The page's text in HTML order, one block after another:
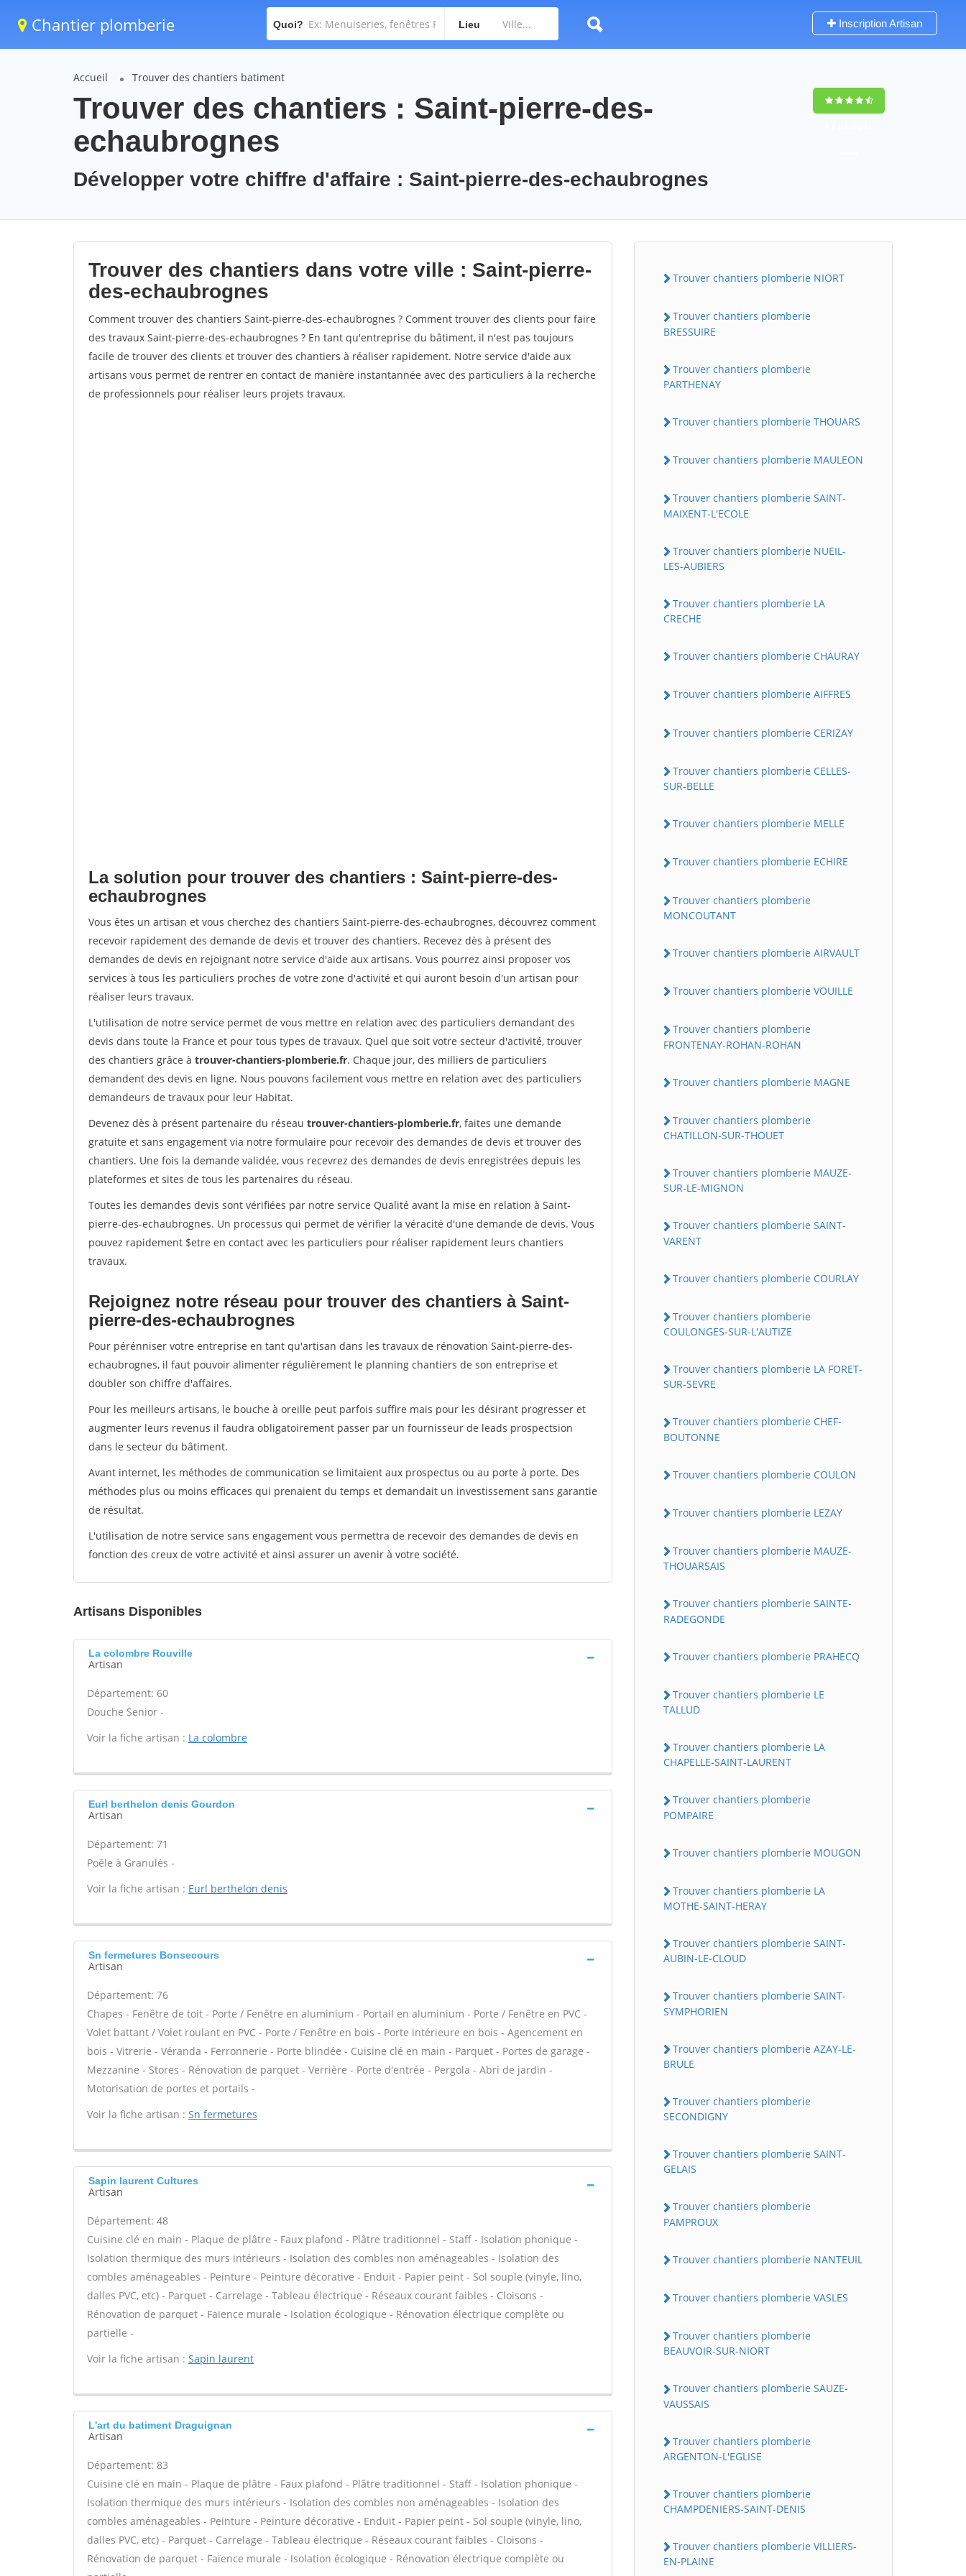
Chantier plomberie Quoi? Lieu Inscription Artisan
Accueil Trouver des chantiers batiment
Trouver des chantiers : Saint-pierre-des-
echaubrognes
Développer votre chiffre d'affaire : Saint-pierre-des-echaubrognes
Trouver des chantiers dans votre ville : Saint-pierre-
des-echaubrognes
Comment trouver des chantiers Saint-pierre-des-echaubrognes ? Comment trouver des clients pour faire
des travaux Saint-pierre-des-echaubrognes ? En tant qu'entreprise du bâtiment, il n'est pas toujours
facile de trouver des clients et trouver des chantiers à réaliser rapidement. Notre service d'aide aux
artisans vous permet de rentrer en contact de manière instantannée avec des particuliers à la recherche
de professionnels pour réaliser leurs projets travaux.
La solution pour trouver des chantiers : Saint-pierre-des-
echaubrognes
Vous êtes un artisan et vous cherchez des chantiers Saint-pierre-des-echaubrognes, découvrez comment
recevoir rapidement des demande de devis et trouver des chantiers. Recevez dès à présent des
demandes de devis en rejoignant notre service d'aide aux artisans. Vous pourrez ainsi proposer vos
services à tous les particuliers proches de votre zone d'activité et qui auront besoin d'un artisan pour
réaliser leurs travaux.
L'utilisation de notre service permet de vous mettre en relation avec des particuliers demandant des
devis dans toute la France et pour tous types de travaux. Quel que soit votre secteur d'activité, trouver
des chantiers grâce à trouver-chantiers-plomberie.fr. Chaque jour, des milliers de particuliers
demandent des devis en ligne. Nous pouvons facilement vous mettre en relation avec des particuliers
demandeurs de travaux pour leur Habitat.
Devenez dès à présent partenaire du réseau trouver-chantiers-plomberie.fr, faites une demande
gratuite et sans engagement via notre formulaire pour recevoir des demandes de devis et trouver des
chantiers. Une fois la demande validée, vous recevrez des demandes de devis enregistrées depuis les
plateformes et sites de tous les partenaires du réseau.
Toutes les demandes devis sont vérifiées par notre service Qualité avant la mise en relation à Saint-
pierre-des-echaubrognes. Un processus qui permet de vérifier la véracité d'une demande de devis. Vous
pouvez rapidement $etre en contact avec les particuliers pour réaliser rapidement leurs chantiers
travaux.
Rejoignez notre réseau pour trouver des chantiers à Saint-
pierre-des-echaubrognes
Pour pérénniser votre entreprise en tant qu'artisan dans les travaux de rénovation Saint-pierre-des-
echaubrognes, il faut pouvoir alimenter régulièrement le planning chantiers de son entreprise et
doubler son chiffre d'affaires.
Pour les meilleurs artisans, le bouche à oreille peut parfois suffire mais pour les désirant progresser et
augmenter leurs revenus il faudra obligatoirement passer par un fournisseur de leads prospectsion
dans le secteur du bâtiment.
Avant internet, les méthodes de communication se limitaient aux prospectus ou au porte à porte. Des
méthodes plus ou moins efficaces qui prenaient du temps et demandait un investissement sans garantie
de résultat.
L'utilisation de notre service sans engagement vous permettra de recevoir des demandes de devis en
fonction des creux de votre activité et ainsi assurer un avenir à votre société.
Artisans Disponibles
La colombre Rouville
Artisan
Département: 60
Douche Senior -
Voir la fiche artisan : La colombre
Eurl berthelon denis Gourdon
Artisan
Département: 71
Poêle à Granulés -
Voir la fiche artisan : Eurl berthelon denis
Sn fermetures Bonsecours
Artisan
Département: 76
Chapes - Fenêtre de toit - Porte / Fenêtre en aluminium - Portail en aluminium - Porte / Fenêtre en PVC -
Volet battant / Volet roulant en PVC - Porte / Fenêtre en bois - Porte intérieure en bois - Agencement en
bois - Vitrerie - Véranda - Ferronnerie - Porte blindée - Cuisine clé en main - Parquet - Portes de garage -
Mezzanine - Stores - Rénovation de parquet - Verrière - Porte d'entrée - Pergola - Abri de jardin -
Motorisation de portes et portails -
Voir la fiche artisan : Sn fermetures
Sapin laurent Cultures
Artisan
Département: 48
Cuisine clé en main - Plaque de plâtre - Faux plafond - Plâtre traditionnel - Staff - Isolation phonique -
Isolation thermique des murs intérieurs - Isolation des combles non aménageables - Isolation des
combles aménageables - Peinture - Peinture décorative - Enduit - Papier peint - Sol souple (vinyle, lino,
dalles PVC, etc) - Parquet - Carrelage - Tableau électrique - Réseaux courant faibles - Cloisons -
Rénovation de parquet - Faïence murale - Isolation écologique - Rénovation électrique complète ou
partielle -
Voir la fiche artisan : Sapin laurent
L'art du batiment Draguignan
Artisan
Département: 83
Cuisine clé en main - Plaque de plâtre - Faux plafond - Plâtre traditionnel - Staff - Isolation phonique -
Isolation thermique des murs intérieurs - Isolation des combles non aménageables - Isolation des
combles aménageables - Peinture - Peinture décorative - Enduit - Papier peint - Sol souple (vinyle, lino,
dalles PVC, etc) - Parquet - Carrelage - Tableau électrique - Réseaux courant faibles - Cloisons -
Rénovation de parquet - Faïence murale - Isolation écologique - Rénovation électrique complète ou
Trouver chantiers plomberie NIORT
Trouver chantiers plomberie
BRESSUIRE
Trouver chantiers plomberie
PARTHENAY
Trouver chantiers plomberie THOUARS
Trouver chantiers plomberie MAULEON
Trouver chantiers plomberie SAINT-
MAIXENT-L'ECOLE
Trouver chantiers plomberie NUEIL-
LES-AUBIERS
Trouver chantiers plomberie LA
CRECHE
Trouver chantiers plomberie CHAURAY
Trouver chantiers plomberie AIFFRES
Trouver chantiers plomberie CERIZAY
Trouver chantiers plomberie CELLES-
SUR-BELLE
Trouver chantiers plomberie MELLE
Trouver chantiers plomberie ECHIRE
Trouver chantiers plomberie
MONCOUTANT
Trouver chantiers plomberie AIRVAULT
Trouver chantiers plomberie VOUILLE
Trouver chantiers plomberie
FRONTENAY-ROHAN-ROHAN
Trouver chantiers plomberie MAGNE
Trouver chantiers plomberie
CHATILLON-SUR-THOUET
Trouver chantiers plomberie MAUZE-
SUR-LE-MIGNON
Trouver chantiers plomberie SAINT-
VARENT
Trouver chantiers plomberie COURLAY
Trouver chantiers plomberie
COULONGES-SUR-L'AUTIZE
Trouver chantiers plomberie LA FORET-
SUR-SEVRE
Trouver chantiers plomberie CHEF-
BOUTONNE
Trouver chantiers plomberie COULON
Trouver chantiers plomberie LEZAY
Trouver chantiers plomberie MAUZE-
THOUARSAIS
Trouver chantiers plomberie SAINTE-
RADEGONDE
Trouver chantiers plomberie PRAHECQ
Trouver chantiers plomberie LE
TALLUD
Trouver chantiers plomberie LA
CHAPELLE-SAINT-LAURENT
Trouver chantiers plomberie
POMPAIRE
Trouver chantiers plomberie MOUGON
Trouver chantiers plomberie LA
MOTHE-SAINT-HERAY
Trouver chantiers plomberie SAINT-
AUBIN-LE-CLOUD
Trouver chantiers plomberie SAINT-
SYMPHORIEN
Trouver chantiers plomberie AZAY-LE-
BRULE
Trouver chantiers plomberie
SECONDIGNY
Trouver chantiers plomberie SAINT-
GELAIS
Trouver chantiers plomberie
PAMPROUX
Trouver chantiers plomberie NANTEUIL
Trouver chantiers plomberie VASLES
Trouver chantiers plomberie
BEAUVOIR-SUR-NIORT
Trouver chantiers plomberie SAUZE-
VAUSSAIS
Trouver chantiers plomberie
ARGENTON-L'EGLISE
Trouver chantiers plomberie
CHAMPDENIERS-SAINT-DENIS
Trouver chantiers plomberie VILLIERS-
EN-PLAINE